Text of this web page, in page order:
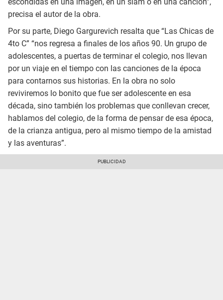
precisa el autor de la obra.
Por su parte, Diego Gargurevich resalta que “Las Chicas de
4to C” “nos regresa a finales de los años 90. Un grupo de
adolescentes, a puertas de terminar el colegio, nos llevan
por un viaje en el tiempo con las canciones de la época
para contarnos sus historias. En la obra no solo
reviviremos lo bonito que fue ser adolescente en esa
década, sino también los problemas que conllevan crecer,
hablamos del colegio, de la forma de pensar de esa época,
de la crianza antigua, pero al mismo tiempo de la amistad
y las aventuras”.